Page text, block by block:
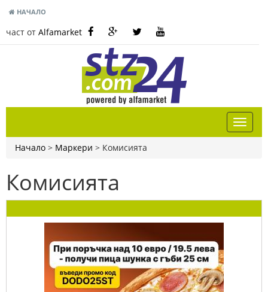
НАЧАЛО
част от Alfamarket
Начало > Маркери > Комисията
Комисията